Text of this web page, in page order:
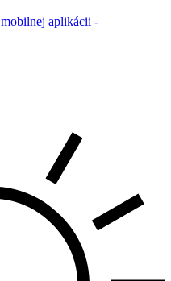
mobilnej aplikácii -